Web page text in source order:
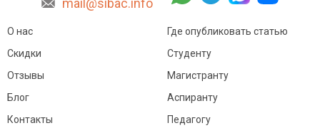
mail@sibac.info
О нас
Скидки
Отзывы
Блог
Контакты
Где опубликовать статью
Студенту
Магистранту
Аспиранту
Педагогу